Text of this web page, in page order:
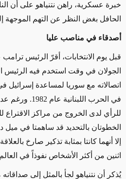
خبرة عسكرية، راهن نتنياهو على أن
الحافل بغض النظر عن التهم الموجهة
أصدقاء في مناصب عليا
قبل يوم الانتخابات، أقرّ الرئيس
الجولان في وقت استخدم فيه الرئيس
اتصالاته مع سوريا لمساعدة إسرائيل
في الحرب
للرأي لدى الخروج من مراكز الاقتراع
الخطوتان بالتحديد قد ساهمتا في ميل
إلا أنهما كانتا بمثابة تذكير صارخ
اثنين من أكثر الأشخاص نفوذاً في
يُذكر أن نتنياهو لجأ بالمثل إلى